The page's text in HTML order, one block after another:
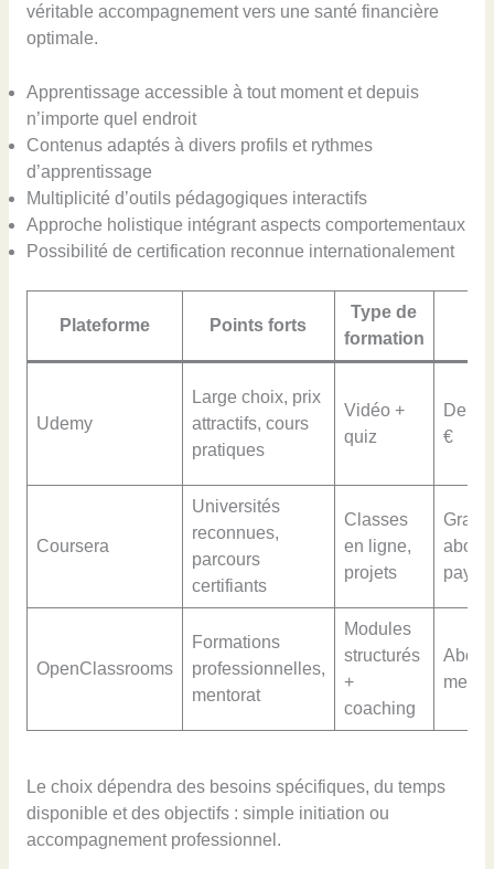
véritable accompagnement vers une santé financière
optimale.
Apprentissage accessible à tout moment et depuis
n’importe quel endroit
Contenus adaptés à divers profils et rythmes
d’apprentissage
Multiplicité d’outils pédagogiques interactifs
Approche holistique intégrant aspects comportementaux
Possibilité de certification reconnue internationalement
Plateforme Points forts
Type de
formation
Udemy
Large choix, prix
attractifs, cours
pratiques
Vidéo +
quiz
De
€
Coursera
Universités
reconnues,
parcours
certifiants
Classes
en ligne,
projets
OpenClassrooms
Formations
professionnelles,
mentorat
Modules
structurés
+
coaching
Le choix dépendra des besoins spécifiques, du temps
disponible et des objectifs : simple initiation ou
accompagnement professionnel.